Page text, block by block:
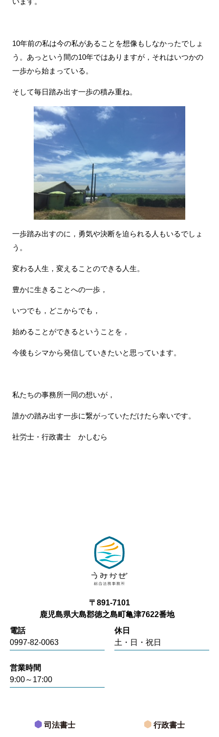
10年前の私は今の私があることを想像もしなかったでしょ
う。あっという間の10年ではありますが，それはいつかの
一歩から始まっている。
そして毎日踏み出す一歩の積み重ね。
一歩踏み出すのに，勇気や決断を迫られる人もいるでしょ
う。
変わる人生，変えることのできる人生。
豊かに生きることへの一歩，
いつでも，どこからでも，
始めることができるということを，
今後もシマから発信していきたいと思っています。
私たちの事務所一同の想いが，
誰かの踏み出す一歩に繋がっていただけたら幸いです。
社労士・行政書士 かしむら
〒891-7101
鹿児島県大島郡徳之島町亀津7622番地
電話
0997-82-0063
休日
土・日・祝日
営業時間
9:00～17:00
司法書士 行政書士